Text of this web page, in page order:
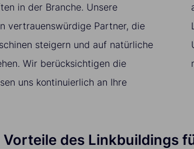
in der Branche. Unsere
vertrauenswürdige Partner, die
steigern und auf natürliche
Wir berücksichtigen die
uns kontinuierlich an Ihre
des Linkbuildings